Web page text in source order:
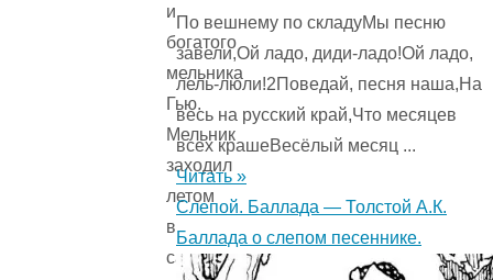
и
богатого
мельника
Гью.
Мельник
заходил
летом
в
сад
По вешнему по складуМы песню
завели,Ой ладо, диди-ладо!Ой ладо,
лель-люли!2Поведай, песня наша,На
весь на русский край,Что месяцев
всех крашеВесёлый месяц ...
Читать »
Слепой. Баллада — Толстой А.К.
Баллада о слепом песеннике.